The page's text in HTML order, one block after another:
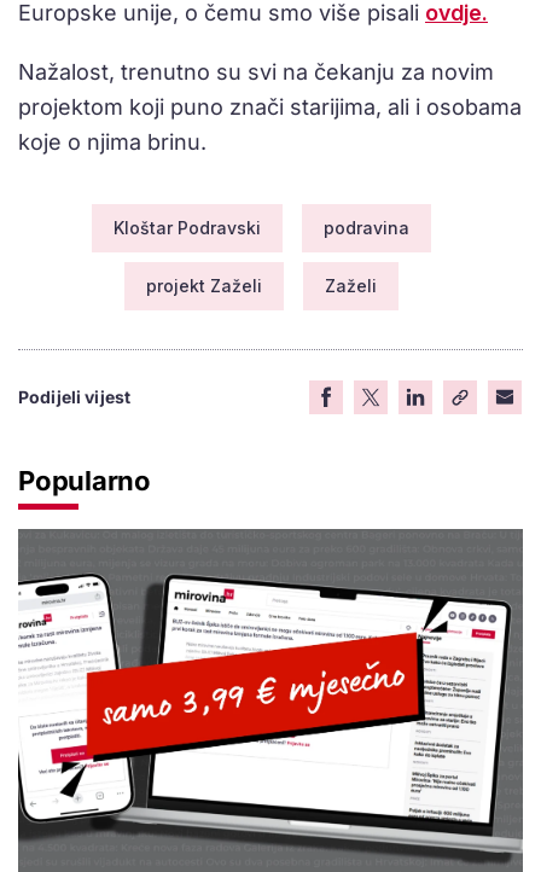
Europske unije, o čemu smo više pisali ovdje.
Nažalost, trenutno su svi na čekanju za novim
projektom koji puno znači starijima, ali i osobama
koje o njima brinu.
Kloštar Podravski podravina
projekt Zaželi Zaželi
Podijeli vijest
Popularno